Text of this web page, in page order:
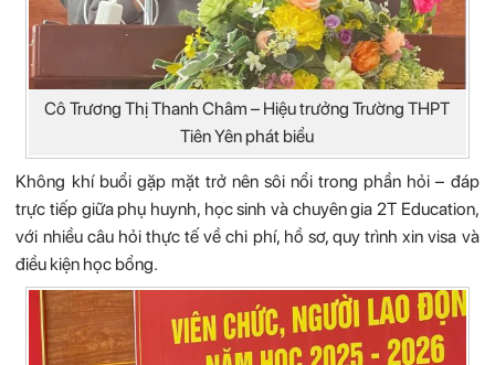
Cô Trương Thị Thanh Châm – Hiệu trưởng Trường THPT
Tiên Yên phát biểu
Không khí buổi gặp mặt trở nên sôi nổi trong phần hỏi – đáp
trực tiếp giữa phụ huynh, học sinh và chuyên gia 2T Education,
với nhiều câu hỏi thực tế về chi phí, hồ sơ, quy trình xin visa và
điều kiện học bổng.